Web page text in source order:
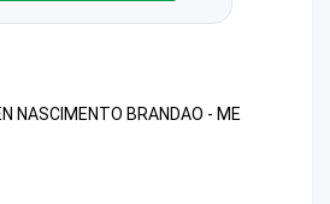
NASCIMENTO BRANDAO - ME